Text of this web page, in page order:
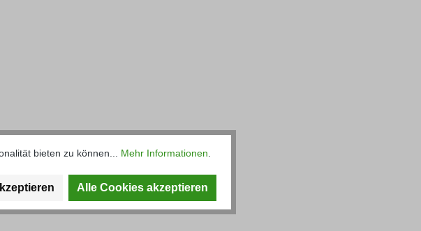
bieten zu können... Mehr Informationen
Alle Cookies akzeptieren